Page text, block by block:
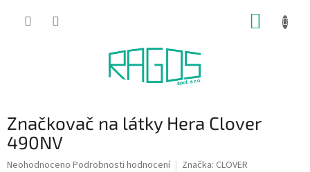
Značkovač na látky Hera Clover
490NV
Průměrné
Neohodnoceno Podrobnosti hodnocení Značka: CLOVER